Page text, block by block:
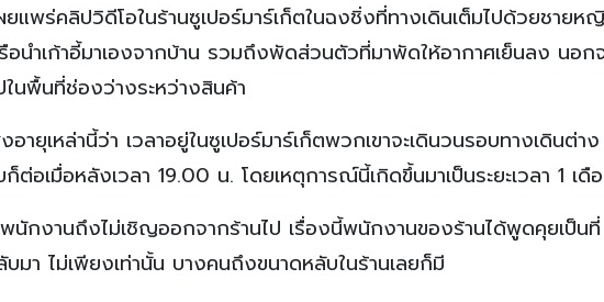
ยแพร่คลิปวิดีโอในร้านซูเปอร์มาร์เก็ตในฉงชิ่งที่ทางเดินเต็มไปด้วยชาย
นำเก้าอี้มาเองจากบ้าน รวมถึงพัดส่วนตัวที่มาพัดให้อากาศเย็นลง นอก
ในพื้นที่ช่องว่างระหว่างสินค้า
ยุเหล่านี้ว่า เวลาอยู่ในซูเปอร์มาร์เก็ตพวกเขาจะเดินวนรอบทางเดินต่า
ต่อเมื่อหลังเวลา 19.00 น. โดยเหตุการณ์นี้เกิดขึ้นมาเป็นระยะเวลา 1 เดื
นักงานถึงไม่เชิญออกจากร้านไป เรื่องนี้พนักงานของร้านได้พูดคุยเป็นที่
มา ไม่เพียงเท่านั้น บางคนถึงขนาดหลับในร้านเลยก็มี